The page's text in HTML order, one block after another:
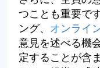
つことも重要で
ング、 オンライ
意見を述べる機
定することが含